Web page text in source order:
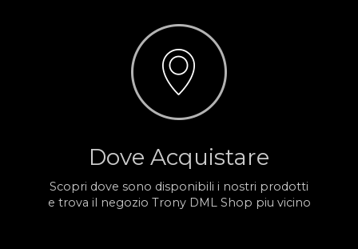
Dove Acquistare
Scopri dove sono disponibili i nostri prodotti
e trova il negozio Trony DML Shop piu vicino